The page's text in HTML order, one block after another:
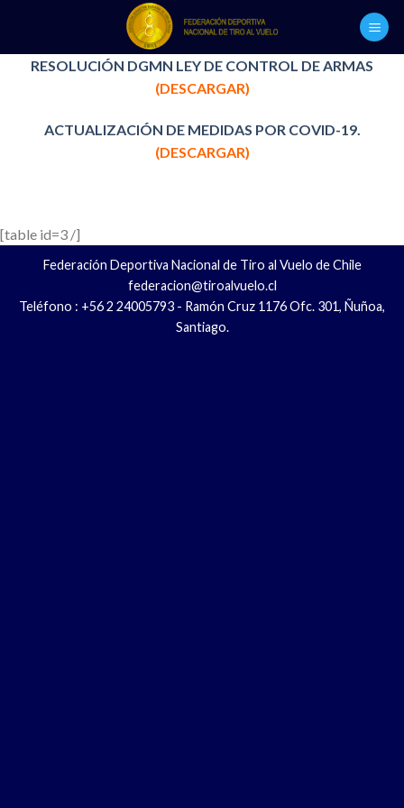
content
RESOLUCIÓN DGMN LEY DE CONTROL DE ARMAS
(DESCARGAR)
ACTUALIZACIÓN DE MEDIDAS POR COVID-19.
(DESCARGAR)
[table id=3 /]
Federación Deportiva Nacional de Tiro al Vuelo de Chile
federacion@tiroalvuelo.cl
Teléfono : +56 2 24005793 - Ramón Cruz 1176 Ofc. 301, Ñuñoa,
Santiago.